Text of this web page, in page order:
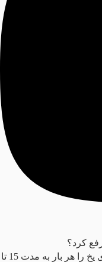
کرد؟
برای کاهش ورم بعد از لیفت با نخ کیسه های یخ را هر بار به مدت 15 تا